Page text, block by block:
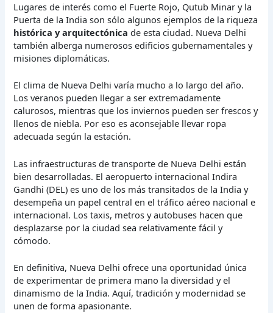
Lugares de interés como el Fuerte Rojo, Qutub Minar y la
Puerta de la India son sólo algunos ejemplos de la riqueza
histórica y arquitectónica de esta ciudad. Nueva Delhi
también alberga numerosos edificios gubernamentales y
misiones diplomáticas.
El clima de Nueva Delhi varía mucho a lo largo del año.
Los veranos pueden llegar a ser extremadamente
calurosos, mientras que los inviernos pueden ser frescos y
llenos de niebla. Por eso es aconsejable llevar ropa
adecuada según la estación.
Las infraestructuras de transporte de Nueva Delhi están
bien desarrolladas. El aeropuerto internacional Indira
Gandhi (DEL) es uno de los más transitados de la India y
desempeña un papel central en el tráfico aéreo nacional e
internacional. Los taxis, metros y autobuses hacen que
desplazarse por la ciudad sea relativamente fácil y
cómodo.
En definitiva, Nueva Delhi ofrece una oportunidad única
de experimentar de primera mano la diversidad y el
dinamismo de la India. Aquí, tradición y modernidad se
unen de forma apasionante.